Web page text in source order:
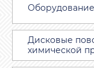
Дисковые
химической